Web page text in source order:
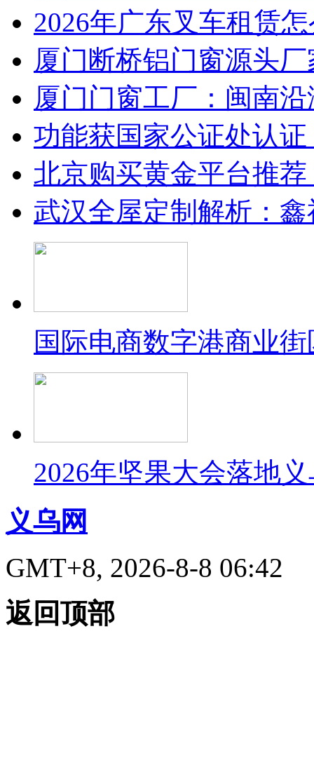
2026年广东叉车租赁
厦门断桥铝门窗源头
厦门门窗工厂：闽南
功能获国家公证处认
北京购买黄金平台推
武汉全屋定制解析：
国际电商数字港商业
2026年坚果大会落地
义乌网
GMT+8, 2026-8-8 06:42
返回顶部